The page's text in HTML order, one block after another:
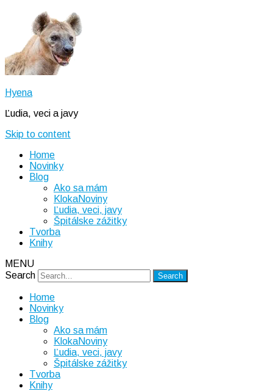
Hyena
Ľudia, veci a javy
Skip to content
Home
Novinky
Blog
Ako sa mám
KlokaNoviny
Ľudia, veci, javy
Špitálske zážitky
Tvorba
Knihy
MENU
Search
Home
Novinky
Blog
Ako sa mám
KlokaNoviny
Ľudia, veci, javy
Špitálske zážitky
Tvorba
Knihy